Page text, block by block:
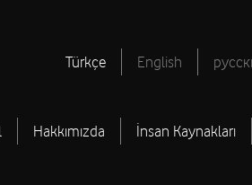
Türkçe English
Hakkımızda İnsan Kaynakları